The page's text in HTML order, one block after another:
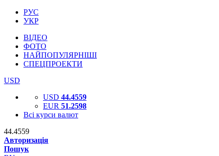
РУС
УКР
ВІДЕО
ФОТО
НАЙПОПУЛЯРНІШІ
СПЕЦПРОЕКТИ
USD
USD 44.4559
EUR 51.2598
Всі курси валют
44.4559
Авторизація
Пошук